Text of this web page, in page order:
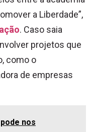
a Liberdade”,
. Caso saia
projetos que
como o
de empresas
nos